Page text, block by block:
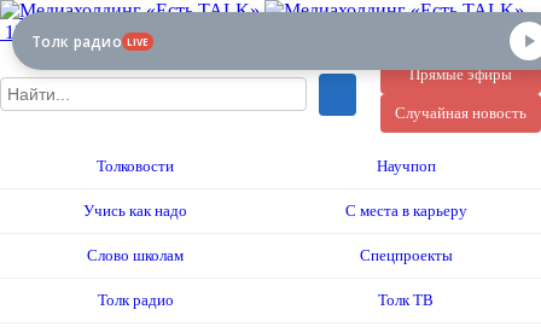
12+
Прямые эфиры
Случайная новость
Толковости Научпоп
Учись как надо С места в карьеру
Слово школам Спецпроекты
Толк радио Толк ТВ
Толк радио LIVE